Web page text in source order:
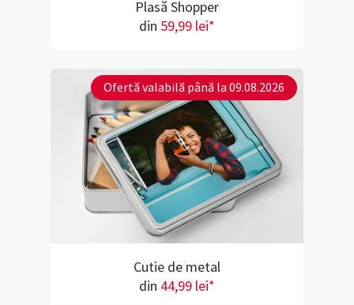
Plasă Shopper
din 59,99 lei*
Ofertă valabilă până la 09.08.2026
Cutie de metal
din 44,99 lei*